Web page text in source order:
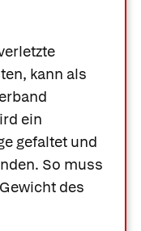
kann als
ein
gefaltet und
So muss
des